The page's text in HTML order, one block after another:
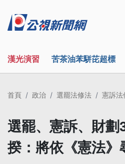
漢光演習 苦茶油苯駢芘超標
首頁 政治 選罷法修法 憲訴法
選罷、憲訴、財劃
揆：將依《憲法》